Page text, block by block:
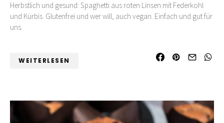
Herbstlich und gesund: Spaghetti aus roten Linsen mit Federkohl
und Kürbis. Glutenfrei und wer will, auch vegan. Einfach und gut für
uns.
WEITERLESEN